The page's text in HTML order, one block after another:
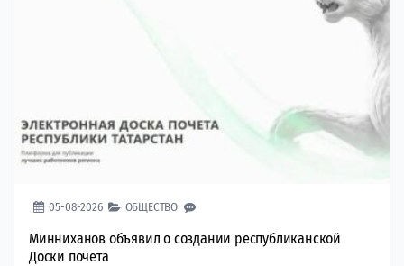
05-08-2026 ОБЩЕСТВО
Минниханов объявил о создании республиканской
Доски почета